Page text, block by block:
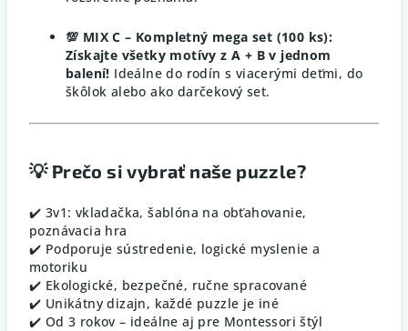
💯 MIX C – Kompletný mega set (100 ks):
Získajte všetky motívy z A + B v jednom
balení! Ideálne do rodín s viacerými deťmi, do
škôlok alebo ako darčekový set.
💡 Prečo si vybrať naše puzzle?
✔️ 3v1: vkladačka, šablóna na obťahovanie,
poznávacia hra
✔️ Podporuje sústredenie, logické myslenie a
motoriku
✔️ Ekologické, bezpečné, ručne spracované
✔️ Unikátny dizajn, každé puzzle je iné
✔️ Od 3 rokov – ideálne aj pre Montessori štýl